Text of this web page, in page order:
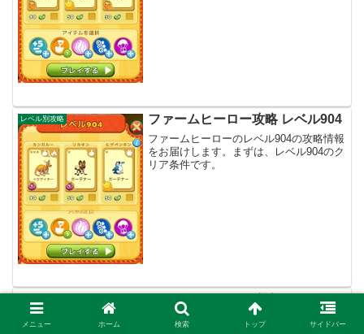
レベル別攻略 ファームヒーロー攻略 レベル904
ファームヒーローのレベル904の攻略情報
をお届けします。まずは、レベル904のク
リア条件です。
ファームヒーロー攻略 レベル149
ファームヒーローのレベル149の攻略情報
メニュー ホーム 検索 トップ サイドバー